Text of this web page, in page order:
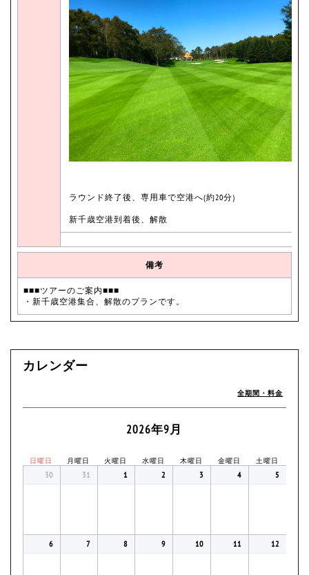
ラウンド終了後、専用車で空港へ(約20分)
新千歳空港到着後、解散
備考
■■■ツアーのご案内■■■
・新千歳空港集合、解散のプランです。
カレンダー
全期間・料金
2026年9月
日曜日 月曜日 火曜日 水曜日 木曜日 金曜日 土曜日
30 31 1 2 3 4 5
6 7 8 9 10 11 12